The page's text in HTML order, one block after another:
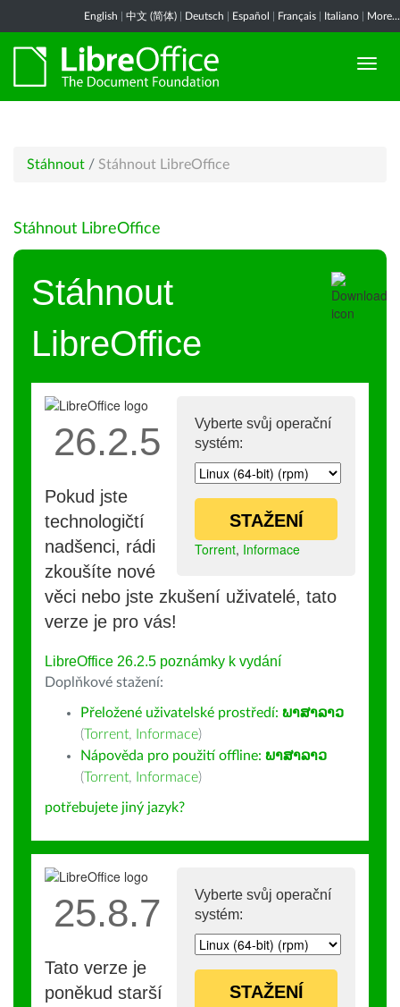
English 中文 (简体) Deutsch Español Français Italiano More...
Stáhnout / Stáhnout LibreOffice
Stáhnout LibreOffice
Stáhnout
LibreOffice
Vyberte svůj operační
systém:
STAŽENÍ
Torrent, Informace
26.2.5
Pokud jste
technologičtí
nadšenci, rádi
zkoušíte nové
věci nebo jste zkušení uživatelé, tato
verze je pro vás!
LibreOffice 26.2.5 poznámky k vydání
Doplňkové stažení:
Přeložené uživatelské prostředí: ພາສາລາວ
(Torrent, Informace)
Nápověda pro použití offline: ພາສາລາວ
(Torrent, Informace)
potřebujete jiný jazyk?
Vyberte svůj operační
systém:
STAŽENÍ
25.8.7
Tato verze je
poněkud starší